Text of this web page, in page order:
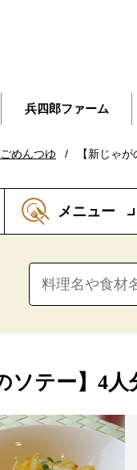
兵四郎ファーム
めんつゆ / 【新じゃ
メニュー
ソテー】4人